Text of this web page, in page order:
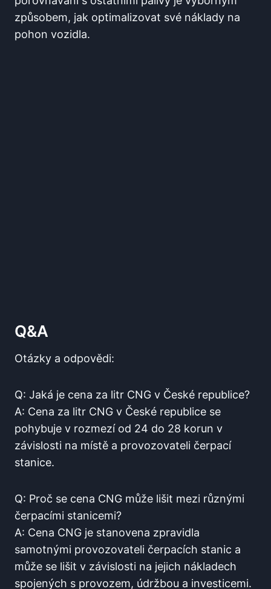
způsobem, jak optimalizovat své náklady na
pohon vozidla.
Q&A
Otázky a odpovědi:
Q: Jaká je cena za litr CNG v České republice?
A: Cena za litr CNG v České republice se
pohybuje v rozmezí od 24 do 28 korun v
závislosti na místě a provozovateli čerpací
stanice.
Q: Proč se cena CNG může lišit mezi různými
čerpacími stanicemi?
A: Cena CNG je stanovena zpravidla
samotnými provozovateli čerpacích stanic a
může se lišit v závislosti na jejich nákladech
spojených s provozem, údržbou a investicemi.